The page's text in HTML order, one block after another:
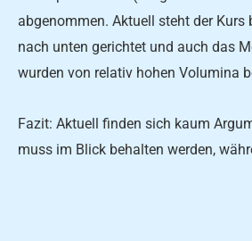
abgenommen. Aktuell steht der
nach unten gerichtet und auch das
wurden von relativ hohen Volumina
Fazit: Aktuell finden sich kaum
muss im Blick behalten werden,